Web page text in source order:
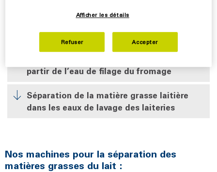
matière grasse laitière anhydre (MGLA).
partir de l’eau de filage du fromage
Séparation de la matière grasse laitière
dans les eaux de lavage des laiteries
Nos machines pour la séparation des
matières grasses du lait :
Afficher les détails
Refuser Accepter